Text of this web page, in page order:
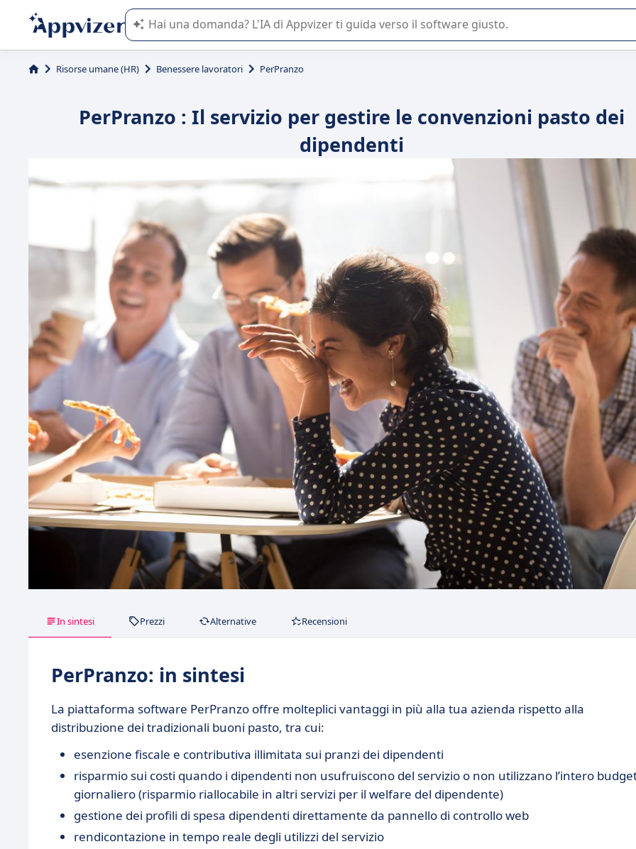
L'IA di Appvizer vi guida nell'utilizzo o nella scelta di un software SaaS per la vostra azienda.
Risorse umane (HR) Benessere lavoratori PerPranzo
PerPranzo : Il servizio per gestire le convenzioni pasto dei
dipendenti
In sintesi Prezzi Alternative Recensioni
PerPranzo: in sintesi
La piattaforma software PerPranzo offre molteplici vantaggi in più alla tua azienda rispetto alla
distribuzione dei tradizionali buoni pasto, tra cui:
esenzione fiscale e contributiva illimitata sui pranzi dei dipendenti
risparmio sui costi quando i dipendenti non usufruiscono del servizio o non utilizzano l’intero
giornaliero (risparmio riallocabile in altri servizi per il welfare del dipendente)
gestione dei profili di spesa dipendenti direttamente da pannello di controllo web
rendicontazione in tempo reale degli utilizzi del servizio